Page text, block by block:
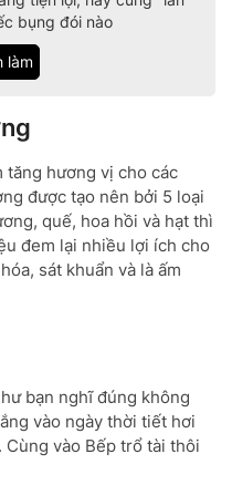
bụng đói nào
làm
tăng hương vị cho các
được tạo nên bởi 5 loại
quế, hoa hồi và hạt thì
đem lại nhiều lợi ích cho
sát khuẩn và là ấm
bạn nghĩ đúng không
vào ngày thời tiết hơi
Cùng vào Bếp trổ tài thôi